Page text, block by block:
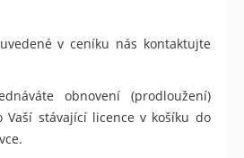
v ceníku nás kontaktujte
obnovení (prodloužení)
Vaší stávající licence v košíku do